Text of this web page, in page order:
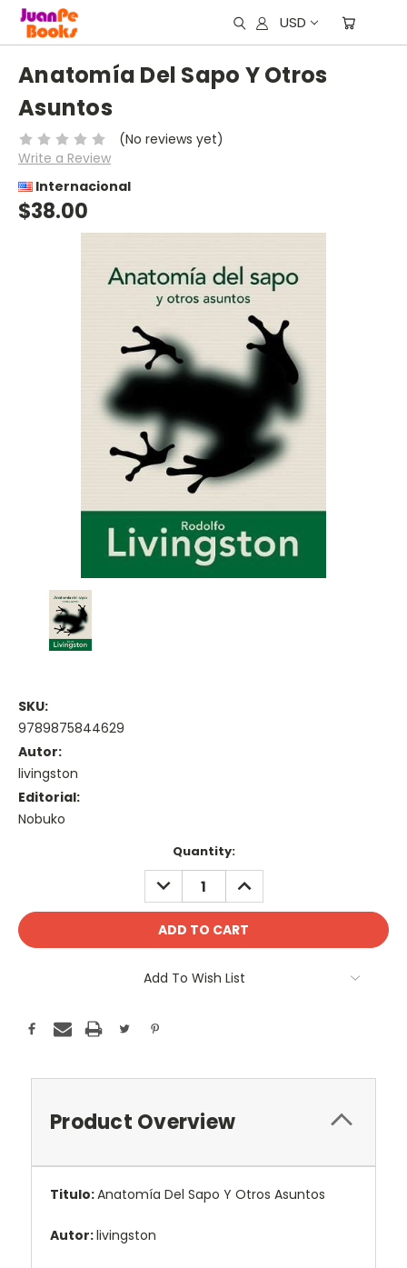
USD
Anatomía Del Sapo Y Otros
Asuntos
(No reviews yet)
Write a Review
Internacional
$38.00
SKU:
9789875844629
Autor:
livingston
Editorial:
Nobuko
Quantity:
DECREASE
QUANTITY:
INCREASE
QUANTITY:
Add To Wish List
Product Overview
Titulo:Anatomía Del Sapo Y Otros Asuntos
Autor:livingston